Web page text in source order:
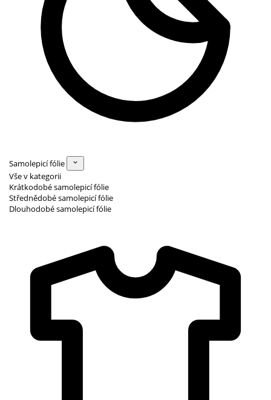
Samolepicí fólie
Vše v kategorii
Krátkodobé samolepicí fólie
Střednědobé samolepicí fólie
Dlouhodobé samolepicí fólie